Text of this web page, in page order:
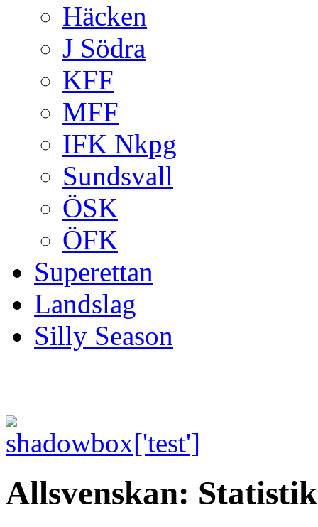
Häcken
J Södra
KFF
MFF
IFK Nkpg
Sundsvall
ÖSK
ÖFK
Superettan
Landslag
Silly Season
Allsvenskan: